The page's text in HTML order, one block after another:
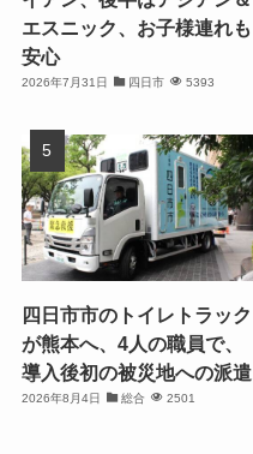
エスニック、お子様連れも
安心
2026年7月31日 四日市 5393
四日市市のトイレトラック
が熊本へ、4人の職員で、
導入後初の被災地への派遣
2026年8月4日 総合 2501